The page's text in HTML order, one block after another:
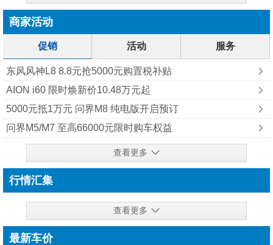
商家活动
促销 活动 服务
东风风神L8 8.8元抢5000元购置税补贴
AION i60 限时焕新价10.48万元起
5000元抵1万元 问界M8 纯‮版电‬开启预订
问界M5/M7 至高66000元限时购车权益
查看更多
行情汇集
查看更多
最新车价